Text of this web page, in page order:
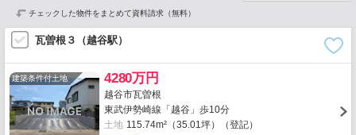
チェックした物件をまとめて資料請求（無料）
瓦曽根３（越谷駅）
建築条件付土地 4280万円
越谷市瓦曽根
東武伊勢崎線「越谷」歩10分
土地 115.74m²（35.01坪）（登記）